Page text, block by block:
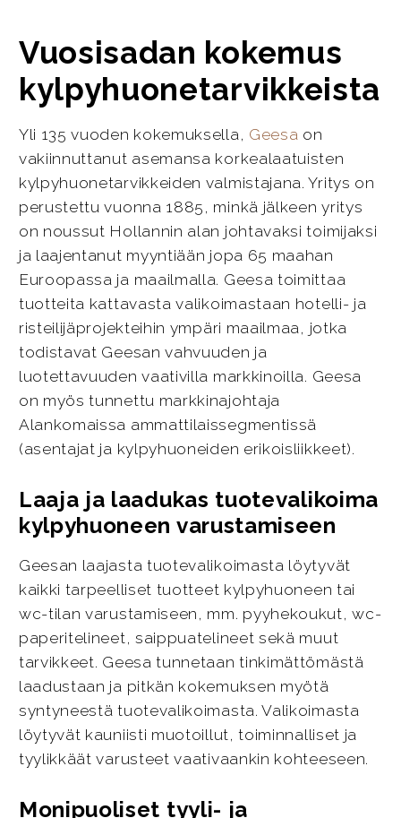
Vuosisadan kokemus
kylpyhuonetarvikkeista
Yli 135 vuoden kokemuksella, Geesa on
vakiinnuttanut asemansa korkealaatuisten
kylpyhuonetarvikkeiden valmistajana. Yritys on
perustettu vuonna 1885, minkä jälkeen yritys
on noussut Hollannin alan johtavaksi toimijaksi
ja laajentanut myyntiään jopa 65 maahan
Euroopassa ja maailmalla. Geesa toimittaa
tuotteita kattavasta valikoimastaan hotelli- ja
risteilijäprojekteihin ympäri maailmaa, jotka
todistavat Geesan vahvuuden ja
luotettavuuden vaativilla markkinoilla. Geesa
on myös tunnettu markkinajohtaja
Alankomaissa ammattilaissegmentissä
(asentajat ja kylpyhuoneiden erikoisliikkeet).
Laaja ja laadukas tuotevalikoima
kylpyhuoneen varustamiseen
Geesan laajasta tuotevalikoimasta löytyvät
kaikki tarpeelliset tuotteet kylpyhuoneen tai
wc-tilan varustamiseen, mm. pyyhekoukut, wc-
paperitelineet, saippuatelineet sekä muut
tarvikkeet. Geesa tunnetaan tinkimättömästä
laadustaan ja pitkän kokemuksen myötä
syntyneestä tuotevalikoimasta. Valikoimasta
löytyvät kauniisti muotoillut, toiminnalliset ja
tyylikkäät varusteet vaativaankin kohteeseen.
Monipuoliset tyyli- ja